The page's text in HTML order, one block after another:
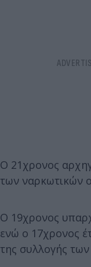
Ο 21χρονος
των ναρκωτικών
Ο 19χρονος
ενώ ο 17χρονος
της συλλογής